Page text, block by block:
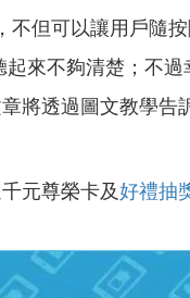
不但可以讓用戶隨
來不夠清楚；不過
將透過圖文教學告
元尊榮卡及好禮抽